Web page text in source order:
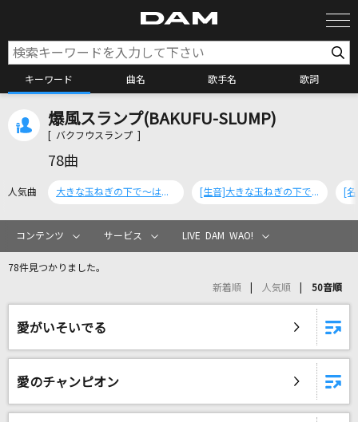
キーワード 曲名 歌手名 歌詞
カラオケ検索
カラオケリクエスト
リアルタイムで歌われている曲の一覧
[プロオケ]I LOVE YOU
尾崎豊
爆風スランプ(BAKUFU-SLUMP)
[ バクフウスランプ ]
78曲
人気曲 大きな玉ねぎの下で～はるかなる想い [生音]大きな玉ねぎの下で～はるかなる想い
コンテンツ サービス LIVE DAM WAO!
78件見つかりました。
新着順 人気順 50音順
愛がいそいでる
愛のチャンピオン